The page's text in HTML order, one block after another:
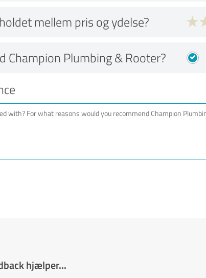
mellem pris og ydelse?
Champion Plumbing & Rooter?
hjælper...